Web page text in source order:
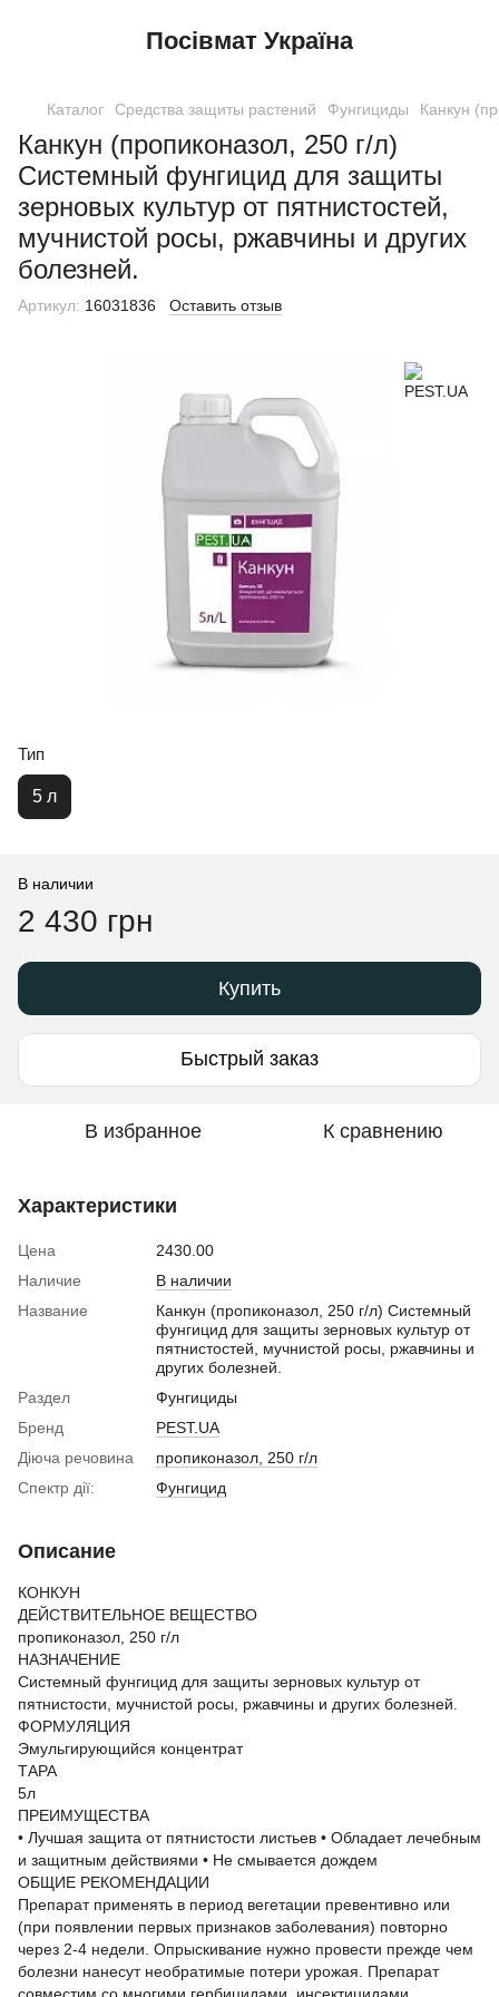
Посівмат Україна
Каталог Средства защиты растений Фунгициды Канкун
Канкун (пропиконазол, 250 г/л)
Системный фунгицид для защиты
зерновых культур от пятнистостей,
мучнистой росы, ржавчины и других
болезней.
Артикул: 16031836 Оставить отзыв
Тип
5 л
В наличии
2 430 грн
Купить
Быстрый заказ
В избранное К сравнению
Характеристики
Цена
2430.00
Наличие
В наличии
Название
Канкун (пропиконазол, 250 г/л) Системный
фунгицид для защиты зерновых культур от
пятнистостей, мучнистой росы, ржавчины и
других болезней.
Раздел
Фунгициды
Бренд
PEST.UA
Діюча речовина
пропиконазол, 250 г/л
Спектр дії:
Фунгицид
Описание
КОНКУН
ДЕЙСТВИТЕЛЬНОЕ ВЕЩЕСТВО
пропиконазол, 250 г/л
НАЗНАЧЕНИЕ
Системный фунгицид для защиты зерновых культур от
пятнистости, мучнистой росы, ржавчины и других болезней.
ФОРМУЛЯЦИЯ
Эмульгирующийся концентрат
ТАРА
5л
ПРЕИМУЩЕСТВА
• Лучшая защита от пятнистости листьев • ​​Обладает лечебным
и защитным действиями • Не смывается дождем
ОБЩИЕ РЕКОМЕНДАЦИИ
Препарат применять в период вегетации превентивно или
(при появлении первых признаков заболевания) повторно
через 2-4 недели. Опрыскивание нужно провести прежде чем
болезни нанесут необратимые потери урожая. Препарат
совместим со многими гербицидами, инсектицидами,